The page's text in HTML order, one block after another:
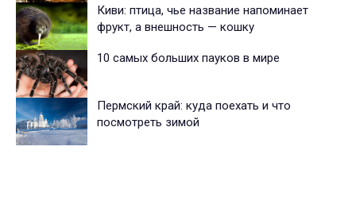
Киви: птица, чье название напоминает
фрукт, а внешность — кошку
10 самых больших пауков в мире
Пермский край: куда поехать и что
посмотреть зимой